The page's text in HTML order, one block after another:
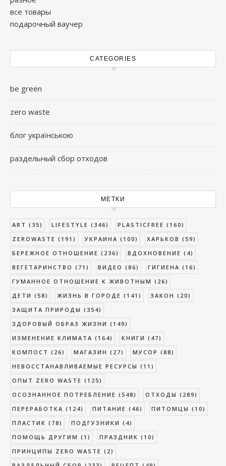
все товары
подарочный ваучер
CATEGORIES
be green
zero waste
блог українською
раздельный сбор отходов
МЕТКИ
ART (35) LIFESTYLE (346) PLASTICFREE (160)
ZEROWASTE (191) УКРАИНА (100) ХАРЬКОВ (59)
БЕРЕЖНОЕ ОТНОШЕНИЕ (236) ВДОХНОВЕНИЕ (4)
ВЕГЕТАРИНСТВО (71) ВИДЕО (86) ГИГИЕНА (16)
ГУМАННОЕ ОТНОШЕНИЕ К ЖИВОТНЫМ (26)
ДЕТИ (58) ЖИЗНЬ В ГОРОДЕ (141) ЗАКОН (20)
ЗАЩИТА ПРИРОДЫ (354)
ЗДОРОВЫЙ ОБРАЗ ЖИЗНИ (149)
ИЗМЕНЕНИЕ КЛИМАТА (164) КНИГИ (47)
КОМПОСТ (26) МАГАЗИН (27) МУСОР (88)
НЕВОССТАНАВЛИВАЕМЫЕ РЕСУРСЫ (11)
ОПЫТ ZERO WASTE (125)
ОСОЗНАННОЕ ПОТРЕБЛЕНИЕ (548) ОТХОДЫ (289)
ПЕРЕРАБОТКА (124) ПИТАНИЕ (46) ПИТОМЦЫ (10)
ПЛАСТИК (78) ПОДГУЗНИКИ (4)
ПОМОЩЬ ДРУГИМ (1) ПРАЗДНИК (10)
ПРИНЦИПЫ ZERO WASTE (2)